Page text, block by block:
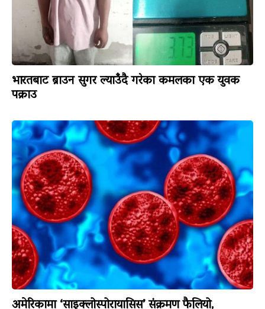
भारतबाट ब्राउन सुगर ल्याउँदै गरेका कमलका एक युवक
पक्राउ